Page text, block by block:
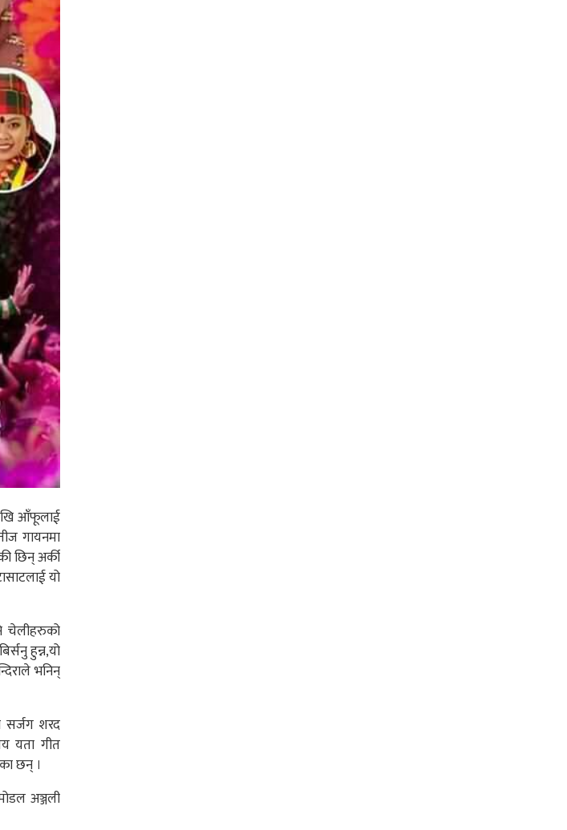
आँफूलाई
गायनमा
छिन् अर्की
यो
चेलीहरुको
हुन्न,यो
भनिन्
सर्जग शरद
यता गीत
छन् ।
अञ्जली